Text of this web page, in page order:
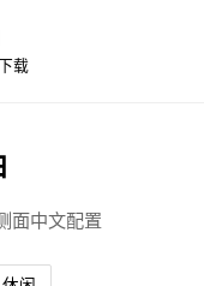
载
面中文配置